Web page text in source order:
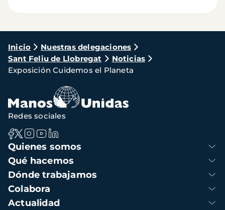
Ruta
de
navegación
Inicio
Nuestras delegaciones
Sant Feliu de Llobregat
Noticias
Exposición Cuidemos el Planeta
Navegación
principal
Quienes somos
Qué hacemos
Dónde trabajamos
Colabora
Actualidad
Redes sociales